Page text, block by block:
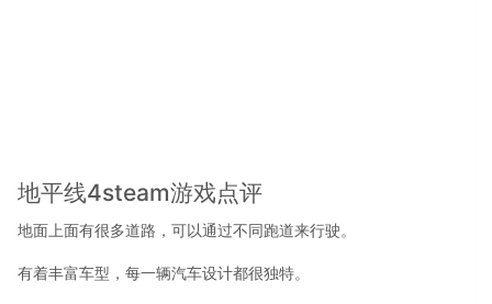
地平线4steam游戏点评
地面上面有很多道路，可以通过不同跑道来行驶。
有着丰富车型，每一辆汽车设计都很独特。